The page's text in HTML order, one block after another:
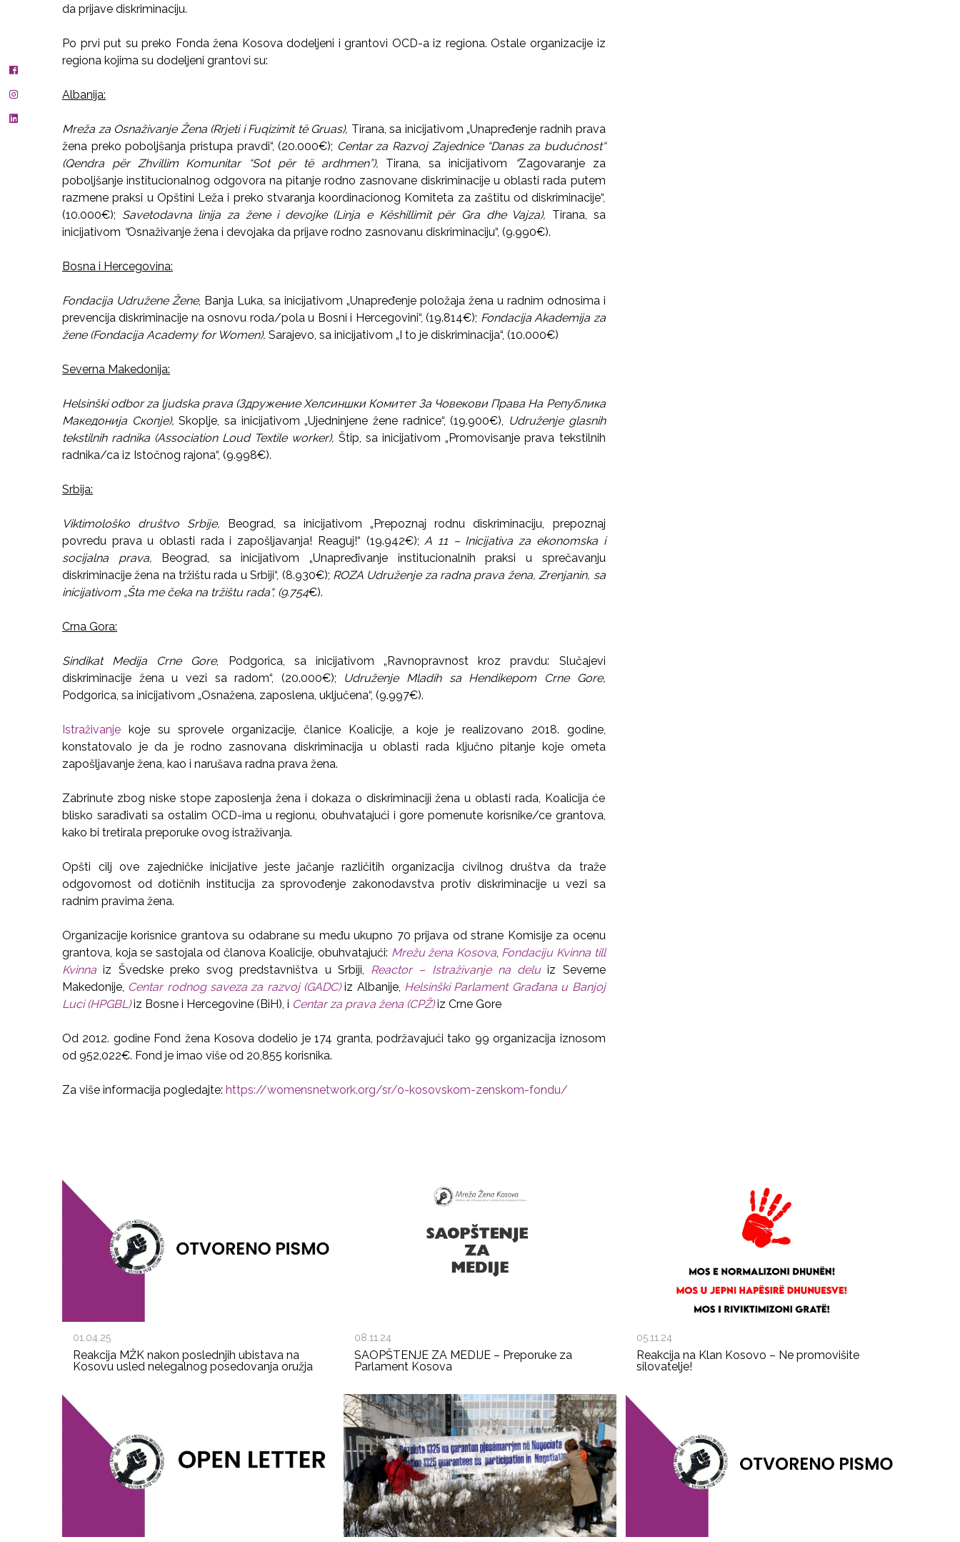
da prijave diskriminaciju.
Po prvi put su preko Fonda žena Kosova dodeljeni i grantovi OCD-a iz regiona. Ostale organizacije iz
regiona kojima su dodeljeni grantovi su:
Albanija:
Mreža za Osnaživanje Žena (Rrjeti i Fuqizimit të Gruas), Tirana, sa inicijativom „Unapređenje radnih prava
žena preko poboljšanja pristupa pravdi“, (20.000€); Centar za Razvoj Zajednice “Danas za budućnost“
(Qendra për Zhvillim Komunitar “Sot për të ardhmen”), Tirana, sa inicijativom “Zagovaranje za
poboljšanje institucionalnog odgovora na pitanje rodno zasnovane diskriminacije u oblasti rada putem
razmene praksi u Opštini Leža i preko stvaranja koordinacionog Komiteta za zaštitu od diskriminacije“,
(10.000€); Savetodavna linija za žene i devojke (Linja e Këshillimit për Gra dhe Vajza), Tirana, sa
inicijativom “Osnaživanje žena i devojaka da prijave rodno zasnovanu diskriminaciju“, (9.990€).
Bosna i Hercegovina:
Fondacija Udružene Žene, Banja Luka, sa inicijativom „Unapređenje položaja žena u radnim odnosima i
prevencija diskriminacije na osnovu roda/pola u Bosni i Hercegovini“, (19.814€); Fondacija Akademija za
žene (Fondacija Academy for Women), Sarajevo, sa inicijativom „I to je diskriminacija“, (10.000€)
Severna Makedonija:
Helsinški odbor za ljudska prava (Здружение Хелсиншки Комитет За Човекови Права На Република
Македонија Скопјe),Skoplje, sa inicijativom „Ujedninjene žene radnice“, (19.900€), Udruženje glasnih
tekstilnih radnika (Association Loud Textile worker),Štip, sa inicijativom „Promovisanje prava tekstilnih
radnika/ca iz Istočnog rajona“, (9.998€).
Srbija:
Viktimološko društvo Srbije,
Beograd, sa inicijativom „Prepoznaj rodnu diskriminaciju, prepoznaj
povredu prava u oblasti rada i zapošljavanja! Reaguj!“ (19.942€);A 11 – Inicijativa za ekonomska i
socijalna prava,
Beograd, sa inicijativom „Unapređivanje institucionalnih praksi u sprečavanju
diskriminacije žena na tržištu rada u Srbiji“, (8.930€); ROZA Udruženje za radna prava žena, Zrenjanin, sa
inicijativom „Šta me čeka na tržištu rada“, (9.754€).
Crna Gora:
Sindikat Medija Crne Gore, Podgorica, sa inicijativom „Ravnopravnost kroz pravdu: Slučajevi
diskriminacije žena u vezi sa radom“, (20.000€); Udruženje Mladih sa Hendikepom Crne Gore,
Podgorica, sa inicijativom „Osnažena, zaposlena, uključena“, (9.997€).
Istraživanje koje su sprovele organizacije, članice Koalicije, a koje je realizovano 2018. godine,
konstatovalo je da je rodno zasnovana diskriminacija u oblasti rada ključno pitanje koje ometa
zapošljavanje žena, kao i narušava radna prava žena.
Zabrinute zbog niske stope zaposlenja žena i dokaza o diskriminaciji žena u oblasti rada, Koalicija će
blisko sarađivati sa ostalim OCD-ima u regionu, obuhvatajući i gore pomenute korisnike/ce grantova,
kako bi tretirala preporuke ovog istraživanja.
Opšti cilj ove zajedničke inicijative jeste jačanje različitih organizacija civilnog društva da traže
odgovornost od dotičnih institucija za sprovođenje zakonodavstva protiv diskriminacije u vezi sa
radnim pravima žena.
Organizacije korisnice grantova su odabrane su među ukupno 70 prijava od strane Komisije za ocenu
grantova, koja se sastojala od članova Koalicije, obuhvatajući: Mrežu žena Kosova, Fondaciju Kvinna till
Kvinna iz Švedske preko svog predstavništva u Srbiji, Reactor – Istraživanje na deluiz Severne
Makedonije, Centar rodnog saveza za razvoj (GADC)iz Albanije, Helsinški Parlament Građana u Banjoj
Luci (HPGBL)iz Bosne i Hercegovine (BiH), i Centar za prava žena (CPŽ)iz Crne Gore
Od 2012. godine Fond žena Kosova dodelio je 174 granta, podržavajući tako 99 organizacija iznosom
od 952,022€. Fond je imao više od 20,855 korisnika.
Za više informacija pogledajte: https://womensnetwork.org/sr/o-kosovskom-zenskom-fondu/
01.04.25
Reakcija MŽK nakon poslednjih ubistava na
Kosovu usled nelegalnog posedovanja oružja
08.11.24
SAOPŠTENJE ZA MEDIJE – Preporuke za
Parlament Kosova
05.11.24
Reakcija na Klan Kosovo – Ne promovišite
silovatelje!